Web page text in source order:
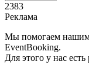
2383
Реклама
Мы помогаем нашим
EventBooking.
Для этого у нас